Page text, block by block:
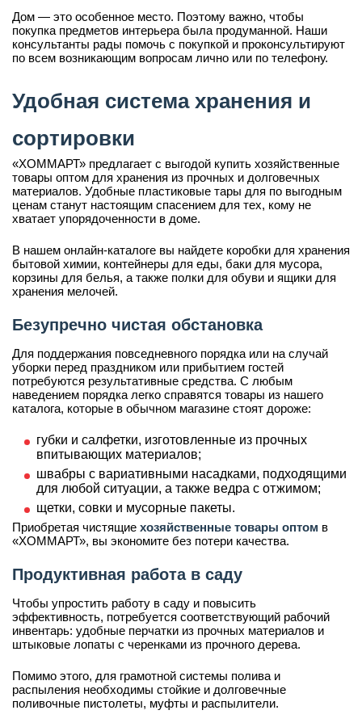
Дом — это особенное место. Поэтому важно, чтобы
покупка предметов интерьера была продуманной. Наши
консультанты рады помочь с покупкой и проконсультируют
по всем возникающим вопросам лично или по телефону.
Удобная система хранения и
сортировки
«ХОММАРТ» предлагает с выгодой купить хозяйственные
товары оптом для хранения из прочных и долговечных
материалов. Удобные пластиковые тары для по выгодным
ценам станут настоящим спасением для тех, кому не
хватает упорядоченности в доме.
В нашем онлайн-каталоге вы найдете коробки для хранения
бытовой химии, контейнеры для еды, баки для мусора,
корзины для белья, а также полки для обуви и ящики для
хранения мелочей.
Безупречно чистая обстановка
Для поддержания повседневного порядка или на случай
уборки перед праздником или прибытием гостей
потребуются результативные средства. С любым
наведением порядка легко справятся товары из нашего
каталога, которые в обычном магазине стоят дороже:
губки и салфетки, изготовленные из прочных
впитывающих материалов;
швабры с вариативными насадками, подходящими
для любой ситуации, а также ведра с отжимом;
щетки, совки и мусорные пакеты.
Приобретая чистящие хозяйственные товары оптом в
«ХОММАРТ», вы экономите без потери качества.
Продуктивная работа в саду
Чтобы упростить работу в саду и повысить
эффективность, потребуется соответствующий рабочий
инвентарь: удобные перчатки из прочных материалов и
штыковые лопаты с черенками из прочного дерева.
Помимо этого, для грамотной системы полива и
распыления необходимы стойкие и долговечные
поливочные пистолеты, муфты и распылители.